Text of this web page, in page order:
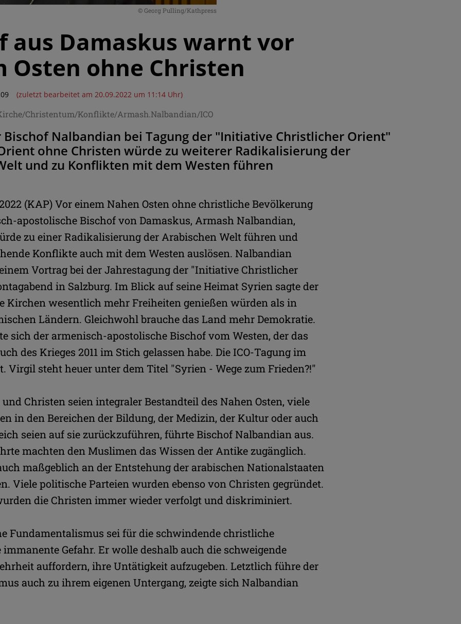
© Georg Pulling/Kathpress
aus Damaskus warnt vor
Osten ohne Christen
(zuletzt bearbeitet am 20.09.2022 um 11:14 Uhr)
Christentum/Konflikte/Armash.Nalbandian/ICO
Nalbandian bei Tagung der "Initiative Christlicher Orient"
ohne Christen würde zu weiterer Radikalisierung der
und zu Konflikten mit dem Westen führen
(KAP) Vor einem Nahen Osten ohne christliche Bevölkerung
apostolische Bischof von Damaskus, Armash Nalbandian,
zu einer Radikalisierung der Arabischen Welt führen und
Konflikte auch mit dem Westen auslösen. Nalbandian
Vortrag bei der Jahrestagung der "Initiative Christlicher
in Salzburg. Im Blick auf seine Heimat Syrien sagte der
Kirchen wesentlich mehr Freiheiten genießen würden als in
Ländern. Gleichwohl brauche das Land mehr Demokratie.
sich der armenisch-apostolische Bischof vom Westen, der das
des Krieges 2011 im Stich gelassen habe. Die ICO-Tagung im
Virgil steht heuer unter dem Titel "Syrien - Wege zum Frieden?!"
Christen seien integraler Bestandteil des Nahen Osten, viele
in den Bereichen der Bildung, der Medizin, der Kultur oder auch
seien auf sie zurückzuführen, führte Bischof Nalbandian aus.
machten den Muslimen das Wissen der Antike zugänglich.
maßgeblich an der Entstehung der arabischen Nationalstaaten
Viele politische Parteien wurden ebenso von Christen gegründet.
die Christen immer wieder verfolgt und diskriminiert.
Fundamentalismus sei für die schwindende christliche
Gefahr. Er wolle deshalb auch die schweigende
auffordern, ihre Untätigkeit aufzugeben. Letztlich führe der
auch zu ihrem eigenen Untergang, zeigte sich Nalbandian